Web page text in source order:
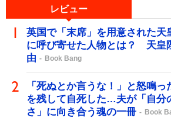
レビュー
英国で「末席」を用意された天
に呼び寄せた人物とは？ 天皇
由
Book Bang
「死ぬとか言うな！」と怒鳴
を残して自死した…夫が「自分
さ」に向き合う魂の一冊
Book